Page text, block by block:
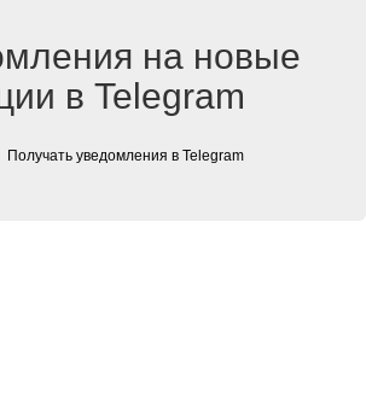
на новые
в Telegram
Получать уведомления в Telegram